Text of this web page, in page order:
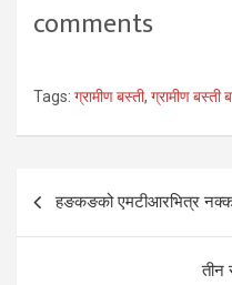
comments
Tags: ग्रामीण बस्ती, ग्रामीण बस्ती
Post
navigation
हङकङको एमटीआरभित्र
तीन